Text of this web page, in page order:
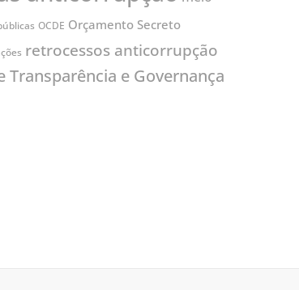
OCDE Orçamento Secreto
retrocessos anticorrupção
Transparência e Governança